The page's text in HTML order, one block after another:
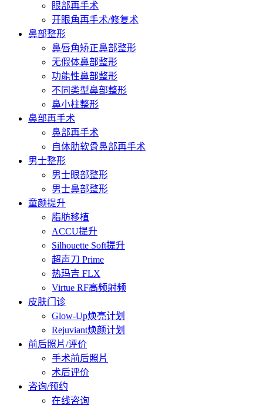
眼部再手术
开眼角再手术/修复术
鼻部整形
鼻唇角矫正鼻部整形
无假体鼻部整形
功能性鼻部整形
不同类型鼻部整形
鼻小柱整形
鼻部再手术
鼻部再手术
自体肋软骨鼻部再手术
男士整形
男士眼部整形
男士鼻部整形
童颜提升
脂肪移植
ACCU提升
Silhouette Soft提升
超声刀 Prime
热玛吉 FLX
Virtue RF高频射频
皮肤门诊
Glow-Up焕亮计划
Rejuviant焕颜计划
前后照片/评价
手术前后照片
术后评价
咨询/预约
在线咨询